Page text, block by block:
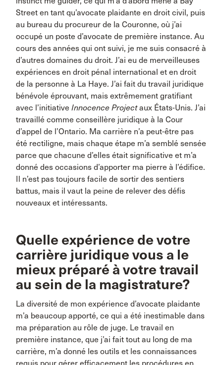
Street en tant qu’avocate plaidante en droit civil, puis
au bureau du procureur de la Couronne, où j’ai
occupé un poste d’avocate de première instance. Au
cours des années qui ont suivi, je me suis consacré à
d’autres domaines du droit. J’ai eu de merveilleuses
expériences en droit pénal international et en droit
de la personne à La Haye. J’ai fait du travail juridique
bénévole éprouvant, mais extrêmement gratifiant
avec l’initiative Innocence Projectaux États-Unis. J’ai
travaillé comme conseillère juridique à la Cour
d’appel de l’Ontario. Ma carrière n’a peut-être pas
été rectiligne, mais chaque étape m’a semblé sensée
parce que chacune d’elles était significative et m’a
donné des occasions d’apporter ma pierre à l’édifice.
Il n’est pas toujours facile de sortir des sentiers
battus, mais il vaut la peine de relever des défis
nouveaux et intéressants.
Quelle expérience de votre
carrière juridique vous a le
mieux préparé à votre travail
au sein de la magistrature?
La diversité de mon expérience d’avocate plaidante
m’a beaucoup apporté, ce qui a été inestimable dans
ma préparation au rôle de juge. Le travail en
première instance, que j’ai fait tout au long de ma
carrière, m’a donné les outils et les connaissances
requis pour gérer efficacement les procédures en